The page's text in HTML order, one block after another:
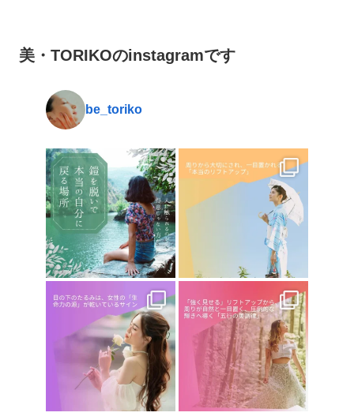
美・TORIKOのinstagramです
be_toriko